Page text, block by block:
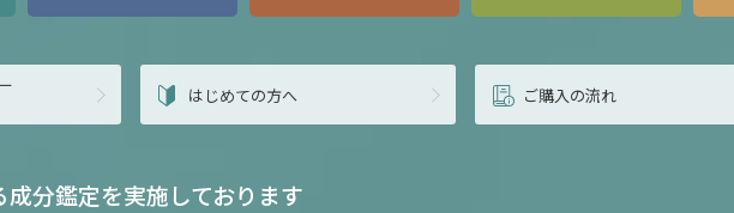
はじめての方へ ご購入の流れ
分鑑定を実施しております